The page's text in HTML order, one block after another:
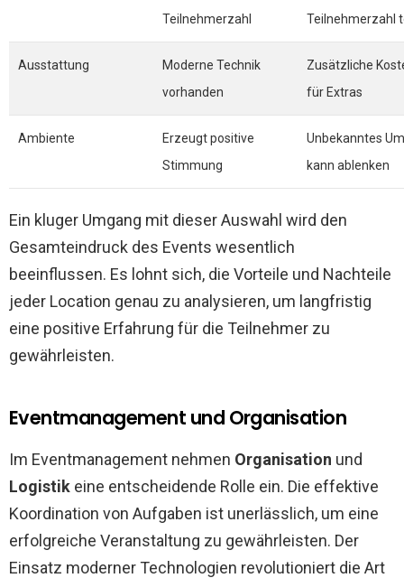
Teilnehmerzahl
Teilnehmerzahl
Ausstattung
Moderne Technik
vorhanden
Zusätzliche
für Extras
Ambiente
Erzeugt positive
Stimmung
Unbekanntes
kann ablenken
Ein kluger Umgang mit dieser Auswahl wird den
Gesamteindruck des Events wesentlich
beeinflussen. Es lohnt sich, die Vorteile und Nachteile
jeder Location genau zu analysieren, um langfristig
eine positive Erfahrung für die Teilnehmer zu
gewährleisten.
Eventmanagement und Organisation
Im Eventmanagement nehmen Organisation und
Logistik eine entscheidende Rolle ein. Die effektive
Koordination von Aufgaben ist unerlässlich, um eine
erfolgreiche Veranstaltung zu gewährleisten. Der
Einsatz moderner Technologien revolutioniert die Art